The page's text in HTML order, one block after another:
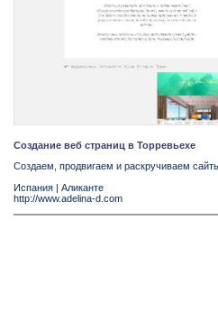
Создание веб страниц в Торревьехе
Создаем, продвигаем и раскручиваем
Испания
Аликанте
http://www.adelina-d.com